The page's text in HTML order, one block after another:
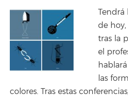
Tendrá
de
tras la
el
las
colores. Tras estas